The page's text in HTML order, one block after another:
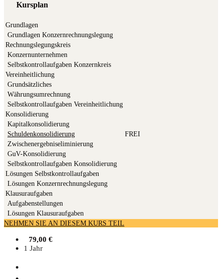
Kursplan
Grundlagen
Grund­la­gen Konzernrechnungslegung
Rechnungslegungskreis
Kon­zern­un­ter­neh­men
Selbst­kon­troll­auf­ga­ben Konzernkreis
Vereinheitlichung
Grund­sätz­li­ches
Wäh­rungs­um­rech­nung
Selbst­kon­troll­auf­ga­ben Vereinheitlichung
Konsolidierung
Kapi­tal­kon­so­li­die­rung
Schul­den­kon­so­li­die­rung
FREI
Zwi­schen­er­geb­nis­eli­mi­nie­rung
GuV-Kon­so­li­die­rung
Selbst­kon­troll­auf­ga­ben Konsolidierung
Lösungen Selbstkontrollaufgaben
Lösun­gen Konzernrechnungslegung
Klausuraufgaben
Auf­ga­ben­stel­lun­gen
Lösun­gen Klausuraufgaben
NEHMEN SIE AN DIESEM KURS TEIL
79,00 €
1 Jahr